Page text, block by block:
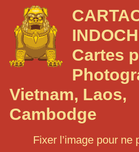
Cartes
Vietnam, Laos,
Cambodge
Fixer l’image pour ne